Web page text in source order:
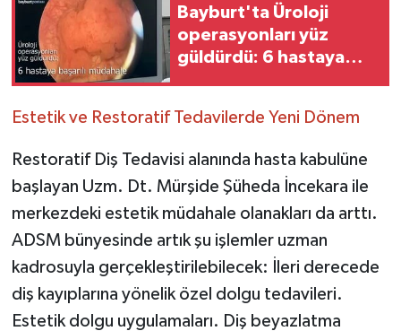
Bayburt'ta Üroloji
operasyonları yüz
güldürdü: 6 hastaya
Estetik ve Restoratif Tedavilerde Yeni Dönem
Restoratif Diş Tedavisi alanında hasta kabulüne
başlayan Uzm. Dt. Mürşide Şüheda İncekara ile
merkezdeki estetik müdahale olanakları da arttı.
ADSM bünyesinde artık şu işlemler uzman
kadrosuyla gerçekleştirilebilecek: İleri derecede
diş kayıplarına yönelik özel dolgu tedavileri.
Estetik dolgu uygulamaları. Diş beyazlatma